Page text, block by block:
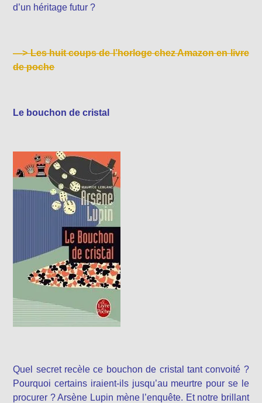
d’un héritage futur ?
—>Les huit coups de l’horloge chez Amazon en livre
de poche
Le bouchon de cristal
Quel secret recèle ce bouchon de cristal tant convoité ?
Pourquoi certains iraient-ils jusqu’au meurtre pour se le
procurer ? Arsène Lupin mène l’enquête. Et notre brillant